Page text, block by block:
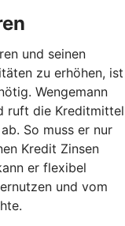
und seinen
zu erhöhen, ist
Wengemann
ruft die Kreditmittel
So muss er nur
Kredit Zinsen
er flexibel
und vom